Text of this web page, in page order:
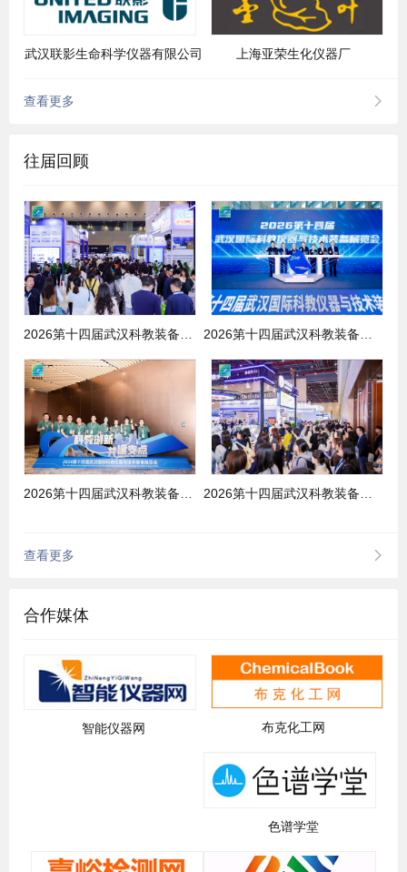
武汉联影生命科学仪器有限公司 上海亚荣生化仪器厂
查看更多
往届回顾
2026第十四届武汉科教装备展场景 2026第十四届武汉科教装备展场景
查看更多
合作媒体
智能仪器网 布克化工网
色谱学堂